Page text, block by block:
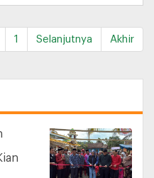
1 Selanjutnya Akhir